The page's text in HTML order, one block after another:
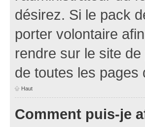
désirez. Si le pack
porter volontaire
rendre sur le site
de toutes les pages
Haut
Comment puis-je